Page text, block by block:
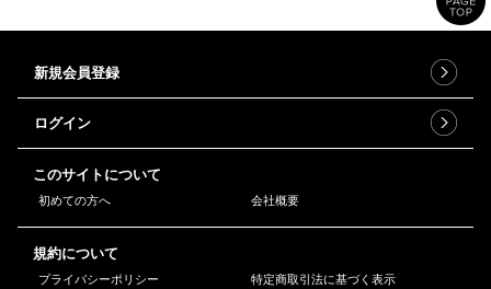
新規会員登録
ログイン
このサイトについて
初めての方へ 会社概要
規約について
プライバシーポリシー 特定商取引法に基づく表示